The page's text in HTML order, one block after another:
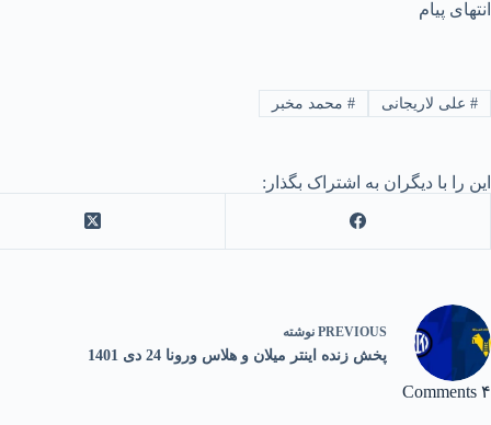
انتهای پیام
#علی لاریجانی #محمد مخبر
این را با دیگران به اشتراک بگذار:
PREVIOUS نوشته
پخش زنده اینتر میلان و هلاس ورونا 24 دی 1401
۴ Comments